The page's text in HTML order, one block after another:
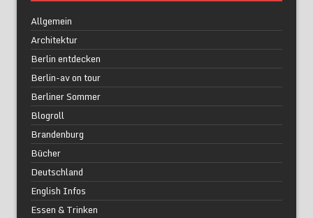
Allgemein
Architektur
Berlin entdecken
Berlin-av on tour
Berliner Sommer
Blogroll
Brandenburg
Bücher
Deutschland
English Infos
Essen & Trinken